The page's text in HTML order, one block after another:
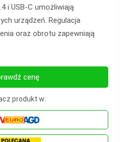
i USB-C umożliwiają
urządzeń. Regulacja
oraz obrotu zapewniają
cenę
produkt w: